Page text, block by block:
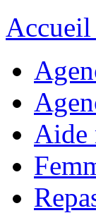
Accueil
Aide